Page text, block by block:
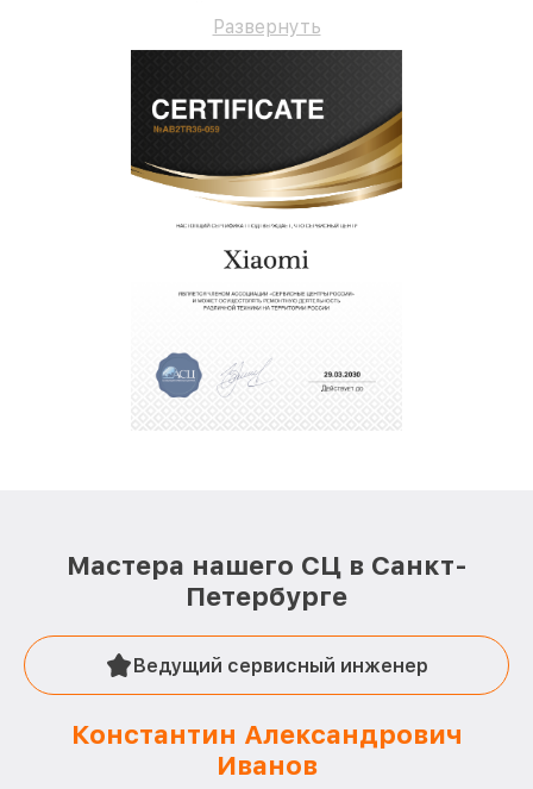
Развернуть
Мастера нашего СЦ в Санкт-
Петербурге
Ведущий сервисный инженер
Константин Александрович
Иванов